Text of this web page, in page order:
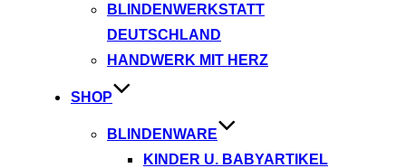
BLINDENWERKSTATT
DEUTSCHLAND
HANDWERK MIT HERZ
SHOP
BLINDENWARE
KINDER U. BABYARTIKEL